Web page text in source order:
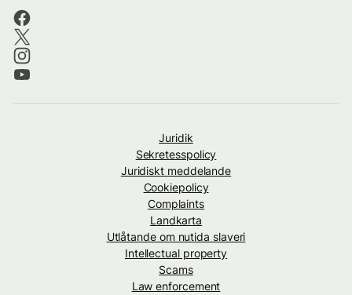
Juridik
Sekretesspolicy
Juridiskt meddelande
Cookiepolicy
Complaints
Landkarta
Utlåtande om nutida slaveri
Intellectual property
Scams
Law enforcement